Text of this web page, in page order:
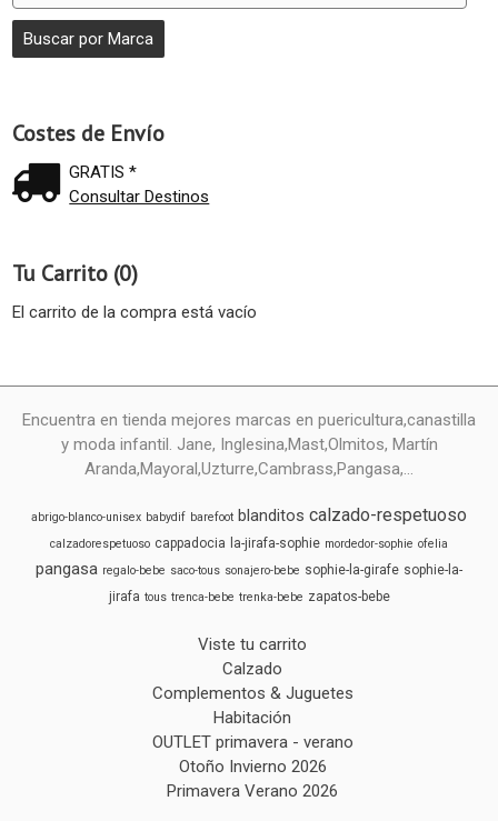
Costes de Envío
GRATIS *
Consultar Destinos
Tu Carrito (0)
El carrito de la compra está vacío
Encuentra en tienda mejores marcas en puericultura,canastilla
y moda infantil. Jane, Inglesina,Mast,Olmitos, Martín
Aranda,Mayoral,Uzturre,Cambrass,Pangasa,...
abrigo-blanco-unisex babydif barefoot blanditos calzado-respetuoso
calzadorespetuoso cappadocia la-jirafa-sophie mordedor-sophie ofelia
pangasa regalo-bebe saco-tous sonajero-bebe sophie-la-girafe sophie-la-
jirafa tous trenca-bebe trenka-bebe zapatos-bebe
Viste tu carrito
Calzado
Complementos & Juguetes
Habitación
OUTLET primavera - verano
Otoño Invierno 2026
Primavera Verano 2026